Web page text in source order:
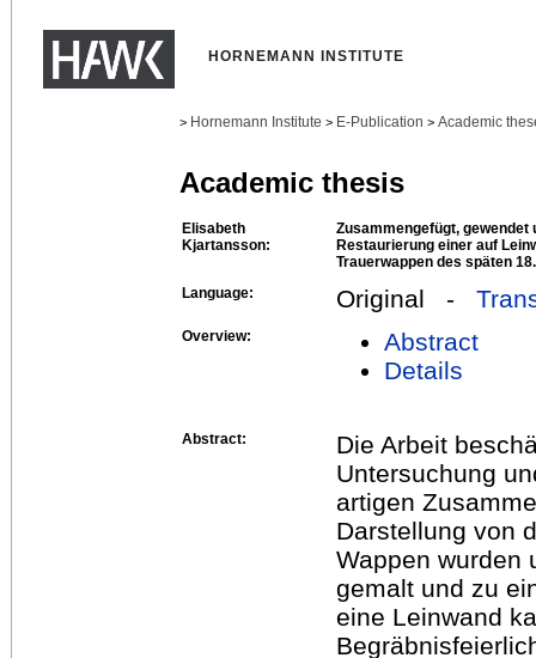
HORNEMANN INSTITUTE
> Hornemann Institute > E-Publication > Academic
Academic thesis
Elisabeth
Kjartansson:
Zusammengefügt,
Restaurierung einer auf
Trauerwappen des späten
Language:
Original -
Overview:
Abstract
Details
Abstract:
Die Arbeit
Untersuchung
artigen
Darstellung von
Wappen wurden
gemalt und zu
eine Leinwand